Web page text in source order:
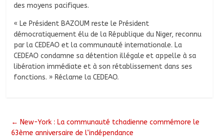
des moyens pacifiques.
« Le Président BAZOUM reste le Président
démocratiquement élu de la République du Niger, reconnu
par la CEDEAO et la communauté internationale. La
CEDEAO condamne sa détention illégale et appelle à sa
libération immédiate et à son rétablissement dans ses
fonctions. » Réclame la CEDEAO.
← New-York : La communauté tchadienne commémore le
63ème anniversaire de l’indépendance